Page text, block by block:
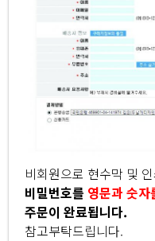
비회원으로 현수막 및
비밀번호를 영문과 숫
주문이 완료됩니다.
참고부탁드립니다.